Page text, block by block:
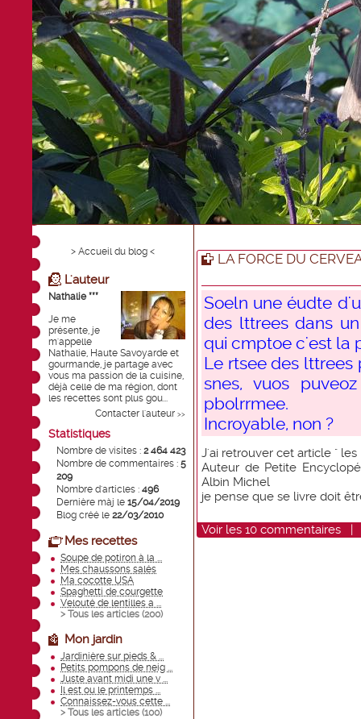
> Accueil du blog <
L'auteur
Nathalie ***
Je me
présente, je
m'appelle
Nathalie, Haute Savoyarde et
gourmande, je partage avec
vous ma passion de la cuisine,
déjà celle de ma région, dont
les recettes sont plus gou...
Contacter l'auteur >>
Statistiques
Nombre de visites : 2 464 423
Nombre de commentaires : 5
209
Nombre d'articles : 496
Dernière màj le 15/04/2019
Blog créé le 22/03/2010
Mes recettes
Soupe de potiron à la ...
Mes chaussons salés
Ma cocotte USA
Spaghetti de courgette
Velouté de lentilles a ...
> Tous les articles (200)
Mon jardin
Jardinière sur pieds & ...
Petits pompons de neig ...
Juste avant midi une v ...
Il est ou le printemps ...
Connaissez-vous cette ...
> Tous les articles (100)
LA FORCE DU
Soeln une éudte
des lttrees dans
qui cmptoe c'est la
Le rtsee des lttrees
snes, vuos
pbolrrmee.
Incroyable, non ?
J'ai retrouver cet article "
Auteur de Petite
Albin Michel
je pense que se livre doit
Voir les 10 commentaires